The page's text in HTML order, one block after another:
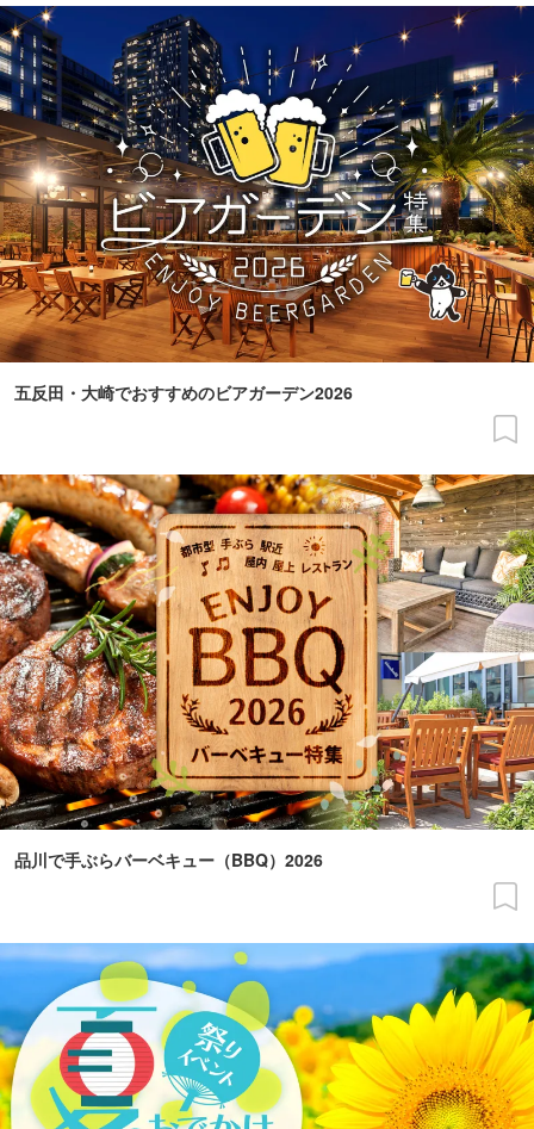
五反田・大崎でおすすめのビアガーデン2026
品川で手ぶらバーベキュー（BBQ）2026